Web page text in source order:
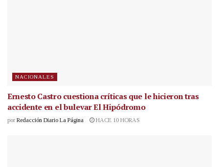
NACIONALES
Ernesto Castro cuestiona críticas que le hicieron tras
accidente en el bulevar El Hipódromo
por Redacción Diario La Página HACE 10 HORAS